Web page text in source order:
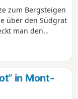
zum Bergsteigen
über den Südgrat
man den
über 3c) auf den
Abgrund
und jeden
darauf warten,
in Mont-